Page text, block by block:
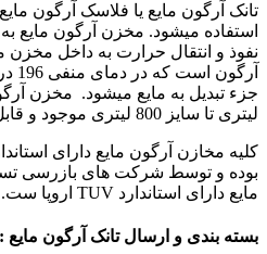
تانک آرگون مایع یا فلاسک آرگون
استفاده میشود. مخزن آرگون مایع
نفوذ و انتقال حرارت به داخل مخزن
جزء تبدیل به مایع میشود. مخزن
لیتری تا سایز 800 لیتری موجود و قابل ارائه میباشد
کلیه مخازن آرگون مایع دارای
بوده و توسط شرکت های بازرسی
مایع دارای استاندارد
اروپا ست.
بسته بندی و ارسال تانک آرگون مایع :